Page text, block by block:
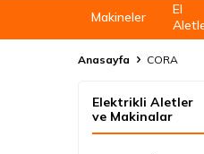
Makineler
El
Anasayfa CORA
Elektrikli Aletler
ve Makinalar